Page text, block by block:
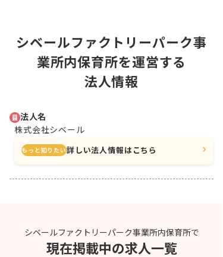
シベールファクトリーパーク事
業所内保育所を運営する
法人情報
法人名
株式会社シベール
もっと知りたい詳しい法人情報はこちら
シベールファクトリーパーク事業所内保育所で
現在掲載中の求人一覧